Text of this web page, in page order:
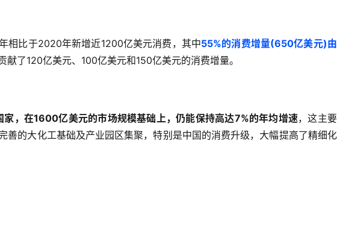
相比于2020年新增近1200亿美元消费，其中55%的消费增量(650亿美元)
献了120亿美元、100亿美元和150亿美元的消费增量。
家，在1600亿美元的市场规模基础上，仍能保持高达7%的年均增速，这主
善的大化工基础及产业园区集聚，特别是中国的消费升级，大幅提高了精细